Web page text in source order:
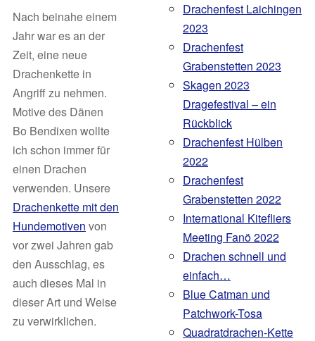
Nach beinahe einem
Jahr war es an der
Zeit, eine neue
Drachenkette in
Angriff zu nehmen.
Motive des Dänen
Bo Bendixen wollte
ich schon immer für
einen Drachen
verwenden. Unsere
Drachenkette mit den
Hundemotiven von
vor zwei Jahren gab
den Ausschlag, es
auch dieses Mal in
dieser Art und Weise
zu verwirklichen.
Drachenfest Laichingen
2023
Drachenfest
Grabenstetten 2023
Skagen 2023
Dragefestival – ein
Rückblick
Drachenfest Hülben
2022
Drachenfest
Grabenstetten 2022
International Kitefliers
Meeting Fanö 2022
Drachen schnell und
einfach…
Blue Catman und
Patchwork-Tosa
Quadratdrachen-Kette